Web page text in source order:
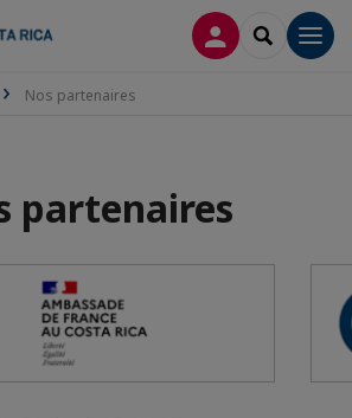
CONNEXION
Nos partenaires
partenaires